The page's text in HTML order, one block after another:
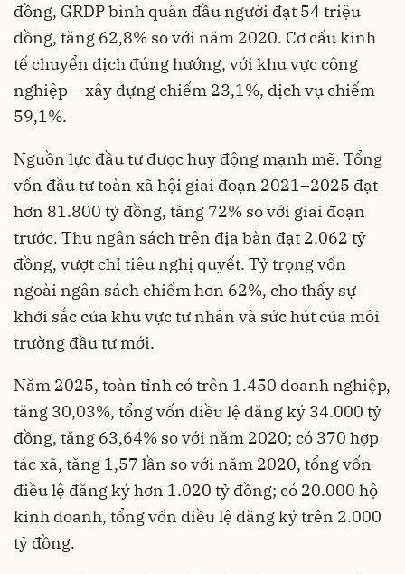
đồng, GRDP bình quân đầu người đạt 54 triệu
đồng, tăng 62,8% so với năm 2020. Cơ cấu kinh
tế chuyển dịch đúng hướng, với khu vực công
nghiệp – xây dựng chiếm 23,1%, dịch vụ chiếm
59,1%.
Nguồn lực đầu tư được huy động mạnh mẽ. Tổng
vốn đầu tư toàn xã hội giai đoạn 2021–2025 đạt
hơn 81.800 tỷ đồng, tăng 72% so với giai đoạn
trước. Thu ngân sách trên địa bàn đạt 2.062 tỷ
đồng, vượt chỉ tiêu nghị quyết. Tỷ trọng vốn
ngoài ngân sách chiếm hơn 62%, cho thấy sự
khởi sắc của khu vực tư nhân và sức hút của môi
trường đầu tư mới.
Năm 2025, toàn tỉnh có trên 1.450 doanh nghiệp,
tăng 30,03%, tổng vốn điều lệ đăng ký 34.000 tỷ
đồng, tăng 63,64% so với năm 2020; có 370 hợp
tác xã, tăng 1,57 lần so với năm 2020, tổng vốn
điều lệ đăng ký hơn 1.020 tỷ đồng; có 20.000 hộ
kinh doanh, tổng vốn điều lệ đăng ký trên 2.000
tỷ đồng.